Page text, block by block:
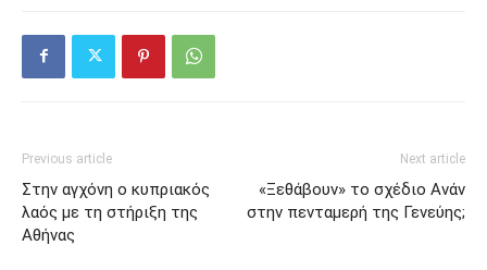
Previous article
Στην αγχόνη ο κυπριακός
λαός με τη στήριξη της
Αθήνας
Next article
«Ξεθάβουν» το σχέδιο Ανάν
στην πενταμερή της Γενεύης;